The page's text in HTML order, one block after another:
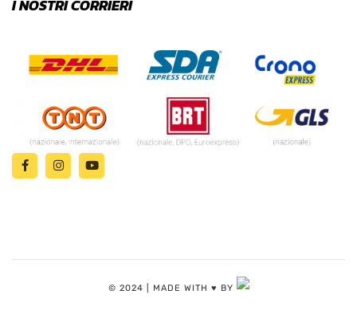
I NOSTRI CORRIERI
© 2024 | MADE WITH ♥️ BY